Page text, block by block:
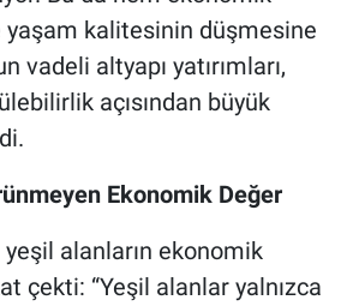
yaşam kalitesinin düşmesine
vadeli altyapı yatırımları,
açısından büyük
Ekonomik Değer
alanların ekonomik
çekti: “Yeşil alanlar yalnızca